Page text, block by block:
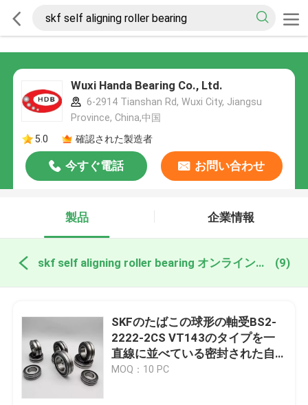
Wuxi Handa Bearing Co., Ltd.
6-2914 Tianshan Rd, Wuxi City, Jiangsu
Province, China,中国
5.0
確認された製造者
今すぐ電話 お問い合わせ
製品 企業情報
skf self aligning roller bearing オンライン製造 (9)
SKFのたばこの球形の軸受BS2-
2222-2CS VT143のタイプを一
直線に並べている密封された自
己
MOQ：10 PC